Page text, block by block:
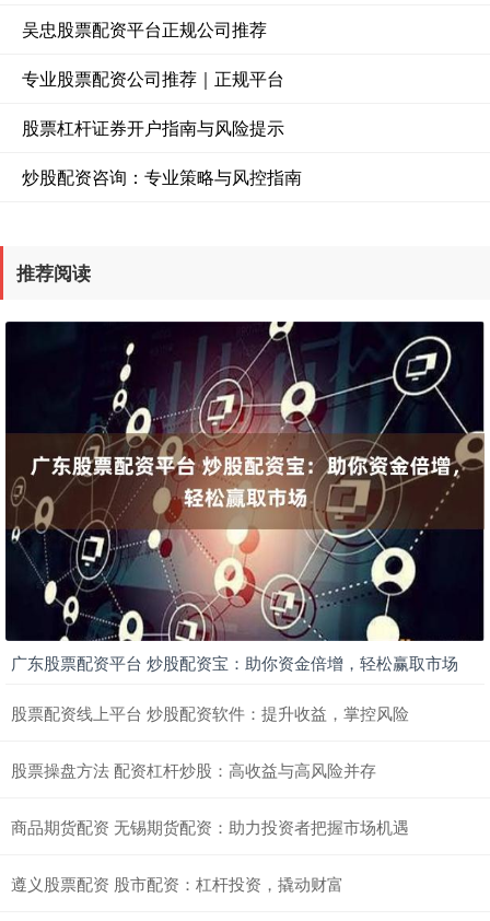
吴忠股票配资平台正规公司推荐
专业股票配资公司推荐｜正规平台
股票杠杆证券开户指南与风险提示
炒股配资咨询：专业策略与风控指南
推荐阅读
广东股票配资平台 炒股配资宝：助你资金倍增，轻松赢取市场
股票配资线上平台 炒股配资软件：提升收益，掌控风险
股票操盘方法 配资杠杆炒股：高收益与高风险并存
商品期货配资 无锡期货配资：助力投资者把握市场机遇
遵义股票配资 股市配资：杠杆投资，撬动财富